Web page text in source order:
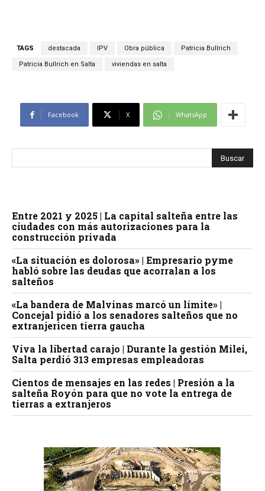
TAGS destacada IPV Obra pública Patricia Bullrich
Patricia Bullrich en Salta viviendas en salta
Facebook X WhatsApp
Entre 2021 y 2025 | La capital salteña entre las
ciudades con más autorizaciones para la
construcción privada
«La situación es dolorosa» | Empresario pyme
habló sobre las deudas que acorralan a los
salteños
«La bandera de Malvinas marcó un límite» |
Concejal pidió a los senadores salteños que no
extranjericen tierra gaucha
Viva la libertad carajo | Durante la gestión Milei,
Salta perdió 313 empresas empleadoras
Cientos de mensajes en las redes | Presión a la
salteña Royón para que no vote la entrega de
tierras a extranjeros